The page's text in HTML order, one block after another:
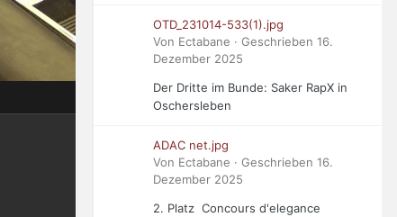
OTD_231014-533(1).jpg
Von Ectabane · Geschrieben 16.
Dezember 2025
Der Dritte im Bunde: Saker RapX in
Oschersleben
ADAC net.jpg
Von Ectabane · Geschrieben 16.
Dezember 2025
2. Platz Concours d'elegance